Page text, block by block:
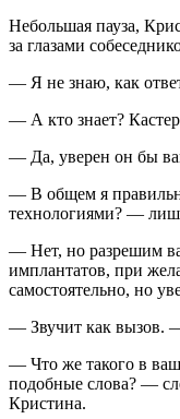
Небольшая пауза,
за глазами
— Я не знаю, как
— А кто знает?
— Да, уверен он бы
— В общем я
технологиями? —
— Нет, но разрешим
имплантатов, при
самостоятельно, но
— Звучит как вызов.
— Что же такого в
подобные слова? —
Кристина.